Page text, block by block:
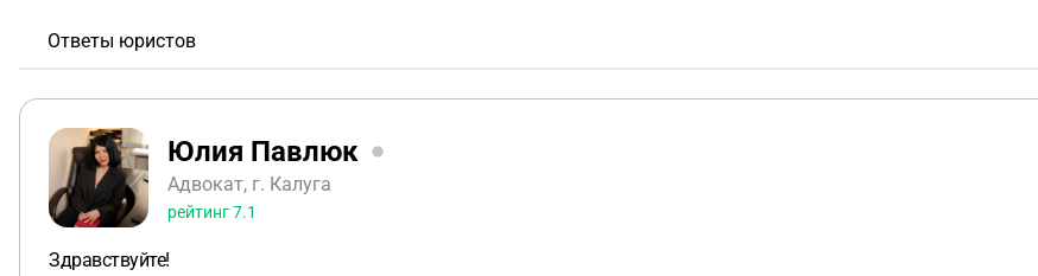
Ответы юристов
Юлия Павлюк
Адвокат, г. Калуга
рейтинг7.1
Здравствуйте!